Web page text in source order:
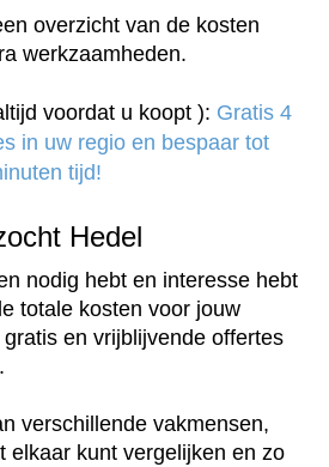
overzicht van de kosten
werkzaamheden.
voordat u koopt ): Gratis 4
in uw regio en bespaar tot
tijd!
Hedel
nodig hebt en interesse hebt
totale kosten voor jouw
en vrijblijvende offertes
verschillende vakmensen,
elkaar kunt vergelijken en zo